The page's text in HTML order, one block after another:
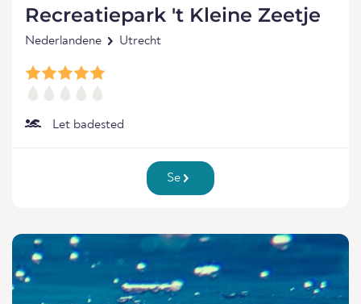
Recreatiepark 't Kleine Zeetje
Nederlandene Utrecht
Let badested
Se